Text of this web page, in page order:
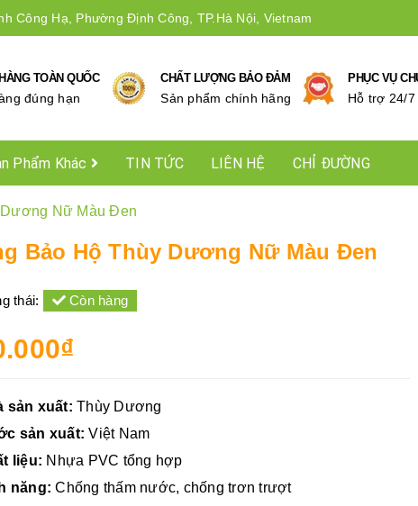
Công Hạ, Phường Định Công, TP.Hà Nội, Vietnam
TOÀN QUỐC
đúng hạn
CHẤT LƯỢNG BẢO ĐẢM
Sản phẩm chính hãng
PHỤC VỤ
Hỗ trợ 24/7
Phẩm Khác TIN TỨC LIÊN HỆ CHỈ ĐƯỜNG
Nữ Màu Đen
Bảo Hộ Thùy Dương Nữ Màu Đen
thái: Còn hàng
sản xuất: Thùy Dương
sản xuất: Việt Nam
liệu: Nhựa PVC tổng hợp
năng: Chống thấm nước, chống trơn trượt